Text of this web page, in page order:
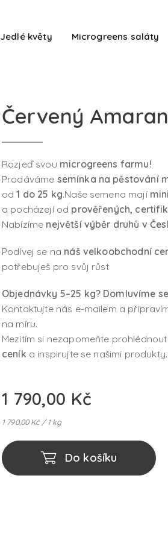
Jedlé květy Microgreens saláty
Červený
Rozjeď svou microgreens farmu!
Prodáváme semínka na pěstování
od1 do 25 kg.Naše semena mají
a pocházejí od prověřených,
Nabízíme největší výběr druhů v
Podívej se na náš velkoobchodní
potřebuješ pro svůj růst
Objednávky 5–25 kg? Domluvíme
Kontaktujte nás e-mailem a
na míru.
Mezitím si nezapomeňte
ceník a inspirujte se našimi produkty.
1 790,00 Kč
1 790,00 Kč / 1 kg
Do košíku